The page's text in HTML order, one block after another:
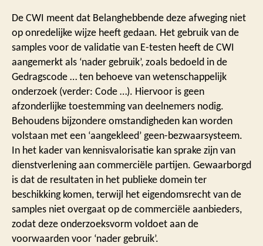
De CWI meent dat Belanghebbende deze afweging niet
op onredelijke wijze heeft gedaan. Het gebruik van de
samples voor de validatie van E-testen heeft de CWI
aangemerkt als ‘nader gebruik’, zoals bedoeld in de
Gedragscode … ten behoeve van wetenschappelijk
onderzoek (verder: Code …). Hiervoor is geen
afzonderlijke toestemming van deelnemers nodig.
Behoudens bijzondere omstandigheden kan worden
volstaan met een ‘aangekleed’ geen-bezwaarsysteem.
In het kader van kennisvalorisatie kan sprake zijn van
dienstverlening aan commerciële partijen. Gewaarborgd
is dat de resultaten in het publieke domein ter
beschikking komen, terwijl het eigendomsrecht van de
samples niet overgaat op de commerciële aanbieders,
zodat deze onderzoeksvorm voldoet aan de
voorwaarden voor ‘nader gebruik’.